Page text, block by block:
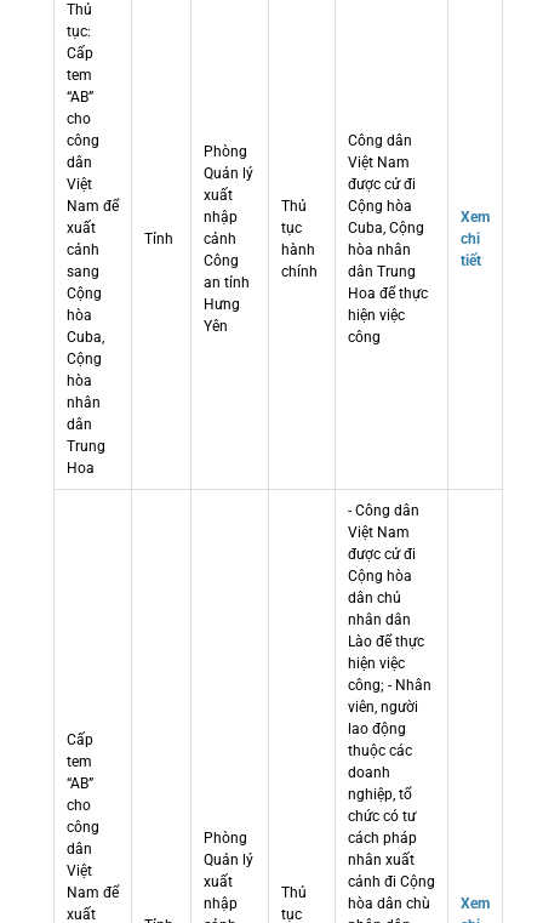
Thủ
tục:
Cấp
tem
“AB”
cho
công
dân
Việt
Nam để
xuất
cảnh
sang
Cộng
hòa
Cuba,
Cộng
hòa
nhân
dân
Trung
Hoa
Tỉnh
Phòng
Quản lý
xuất
nhập
cảnh
Công
an tỉnh
Hưng
Yên
Thủ
tục
hành
chính
Công dân
Việt Nam
được cử đi
Cộng hòa
Cuba, Cộng
hòa nhân
dân Trung
Hoa để thực
hiện việc
công
Xem
chi
tiết
Cấp
tem
“AB”
cho
công
dân
Việt
Nam để
xuất
Phòng
Quản lý
xuất
nhập
Thủ
tục
- Công dân
Việt Nam
được cử đi
Cộng hòa
dân chủ
nhân dân
Lào để thực
hiện việc
công; - Nhân
viên, người
lao động
thuộc các
doanh
nghiệp, tổ
chức có tư
cách pháp
nhân xuất
cảnh đi Cộng
hòa dân chù
Xem